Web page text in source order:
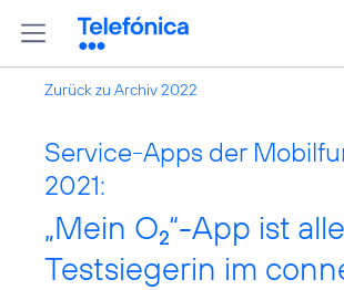
Zurück zu Archiv 2022
Service-Apps der
2021:
„Mein O2“-App ist
Testsiegerin im